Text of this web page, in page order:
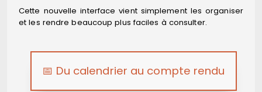
Cette nouvelle interface vient simplement les organiser
et les rendre beaucoup plus faciles à consulter.
📅 Du calendrier au compte rendu